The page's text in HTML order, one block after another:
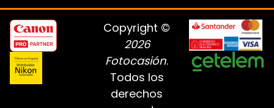
Copyright ©
2026
Fotocasión.
Todos los
derechos